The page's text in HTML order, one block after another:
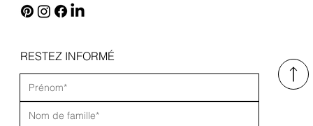
RESTEZ INFORMÉ